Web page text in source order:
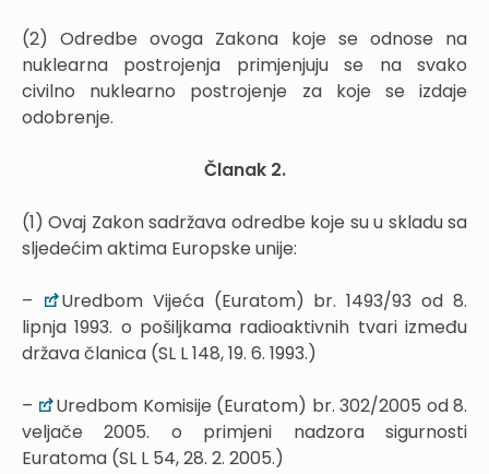
(2) Odredbe ovoga Zakona koje se odnose na
nuklearna postrojenja primjenjuju se na svako
civilno nuklearno postrojenje za koje se izdaje
odobrenje.
Članak 2.
(1) Ovaj Zakon sadržava odredbe koje su u skladu sa
sljedećim aktima Europske unije:
–
Uredbom Vijeća (Euratom) br. 1493/93 od 8.
lipnja 1993. o pošiljkama radioaktivnih tvari između
država članica (SL L 148, 19. 6. 1993.)
–
Uredbom Komisije (Euratom) br. 302/2005 od 8.
veljače 2005. o primjeni nadzora sigurnosti
Euratoma (SL L 54, 28. 2. 2005.)